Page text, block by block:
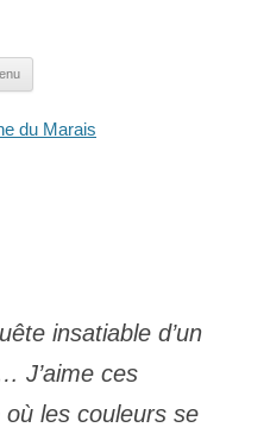
insatiable d’un
J’aime ces
les couleurs se